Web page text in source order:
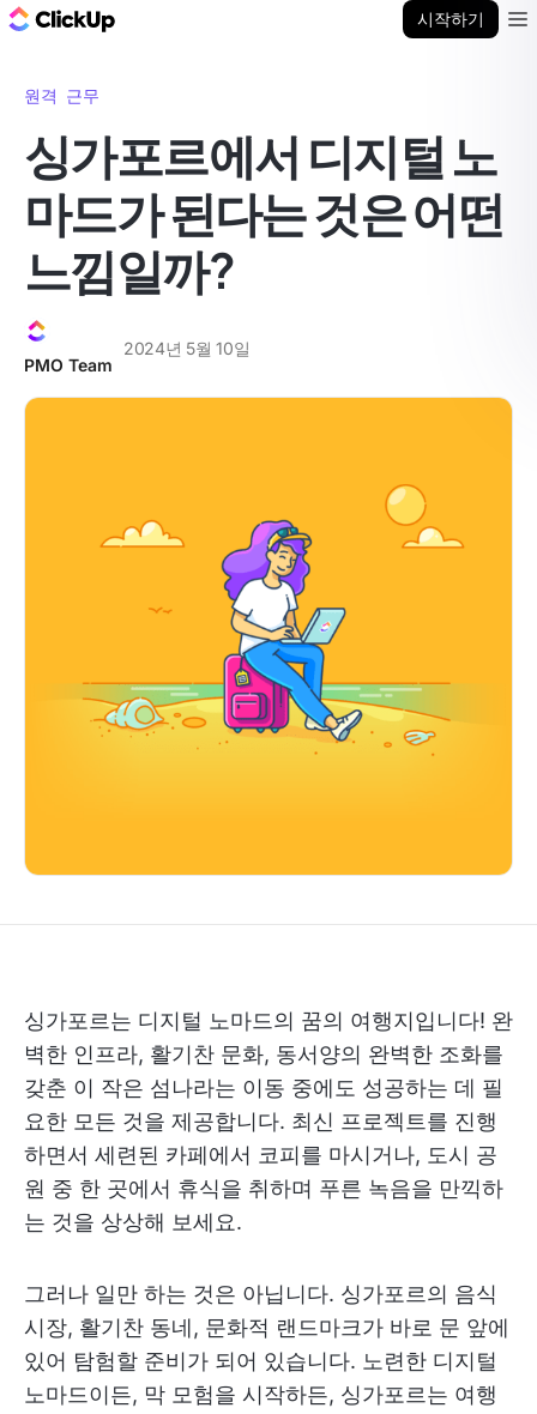
시작하기
원격 근무
싱가포르에서 디지털 노
마드가 된다는 것은 어떤
느낌일까?
PMO Team
2024년 5월 10일
싱가포르는 디지털 노마드의 꿈의 여행지입니다! 완
벽한 인프라, 활기찬 문화, 동서양의 완벽한 조화를
갖춘 이 작은 섬나라는 이동 중에도 성공하는 데 필
요한 모든 것을 제공합니다. 최신 프로젝트를 진행
하면서 세련된 카페에서 코피를 마시거나, 도시 공
원 중 한 곳에서 휴식을 취하며 푸른 녹음을 만끽하
는 것을 상상해 보세요.
그러나 일만 하는 것은 아닙니다. 싱가포르의 음식
시장, 활기찬 동네, 문화적 랜드마크가 바로 문 앞에
있어 탐험할 준비가 되어 있습니다. 노련한 디지털
노마드이든, 막 모험을 시작하든, 싱가포르는 여행